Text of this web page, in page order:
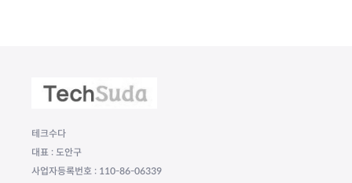
테크수다
대표 : 도안구
사업자등록번호 : 110-86-06339